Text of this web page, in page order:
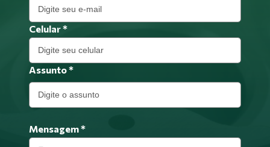
Celular*
Assunto*
Mensagem*